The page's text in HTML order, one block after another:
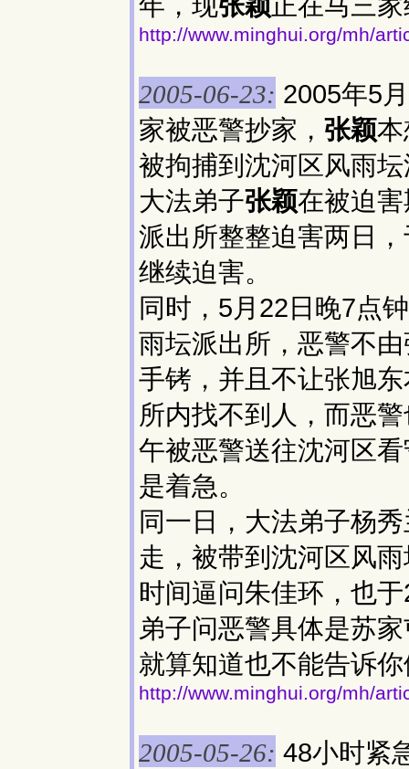
http://www.minghui.org/mh/
2005-06-23: 2005年5
家被恶警抄家， 张颖
被拘捕到沈河区风雨
大法弟子张颖在被迫
派出所整整迫害两日
继续迫害。
同时，5月22日晚7点
雨坛派出所，恶警不
手铐，并且不让张旭
所内找不到人，而恶
午被恶警送往沈河区
是着急。
同一日，大法弟子杨
走，被带到沈河区风
时间逼问朱佳环，也
弟子问恶警具体是苏
就算知道也不能告诉
http://www.minghui.org/mh/
2005-05-26: 48小时紧